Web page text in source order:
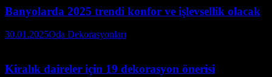
Banyolarda 2025 trendi konfor ve işlevsellik olacak
30.01.2025Oda Dekorasyonları
Kiralık daireler için 19 dekorasyon önerisi